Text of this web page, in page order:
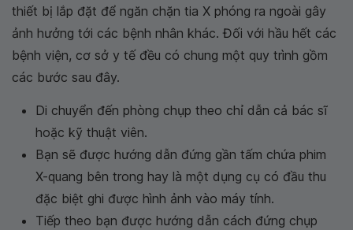
thiết bị lắp đặt để ngăn chặn tia X phóng ra ngoài gây
ảnh hưởng tới các bệnh nhân khác. Đối với hầu hết các
bệnh viện, cơ sở y tế đều có chung một quy trình gồm
các bước sau đây.
Di chuyển đến phòng chụp theo chỉ dẫn cả bác sĩ
hoặc kỹ thuật viên.
Bạn sẽ được hướng dẫn đứng gần tấm chứa phim
X-quang bên trong hay là một dụng cụ có đầu thu
đặc biệt ghi được hình ảnh vào máy tính.
Tiếp theo bạn được hướng dẫn cách đứng chụp